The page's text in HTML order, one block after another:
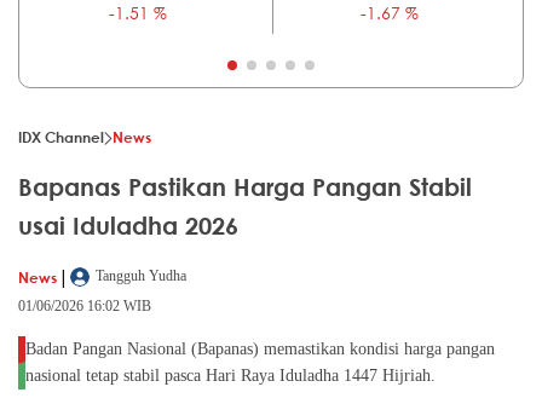
-1.51 %
-1.67 %
IDX Channel News
Bapanas Pastikan Harga Pangan Stabil
usai Iduladha 2026
News |
Tangguh Yudha
01/06/2026 16:02 WIB
Badan Pangan Nasional (Bapanas) memastikan kondisi harga pangan
nasional tetap stabil pasca Hari Raya Iduladha 1447 Hijriah.